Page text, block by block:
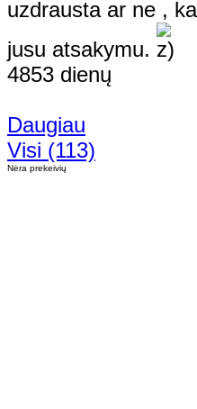
uzdrausta ar ne ,
jusu atsakymu.
4853 dienų
Daugiau
Visi (113)
Nėra prekeivių